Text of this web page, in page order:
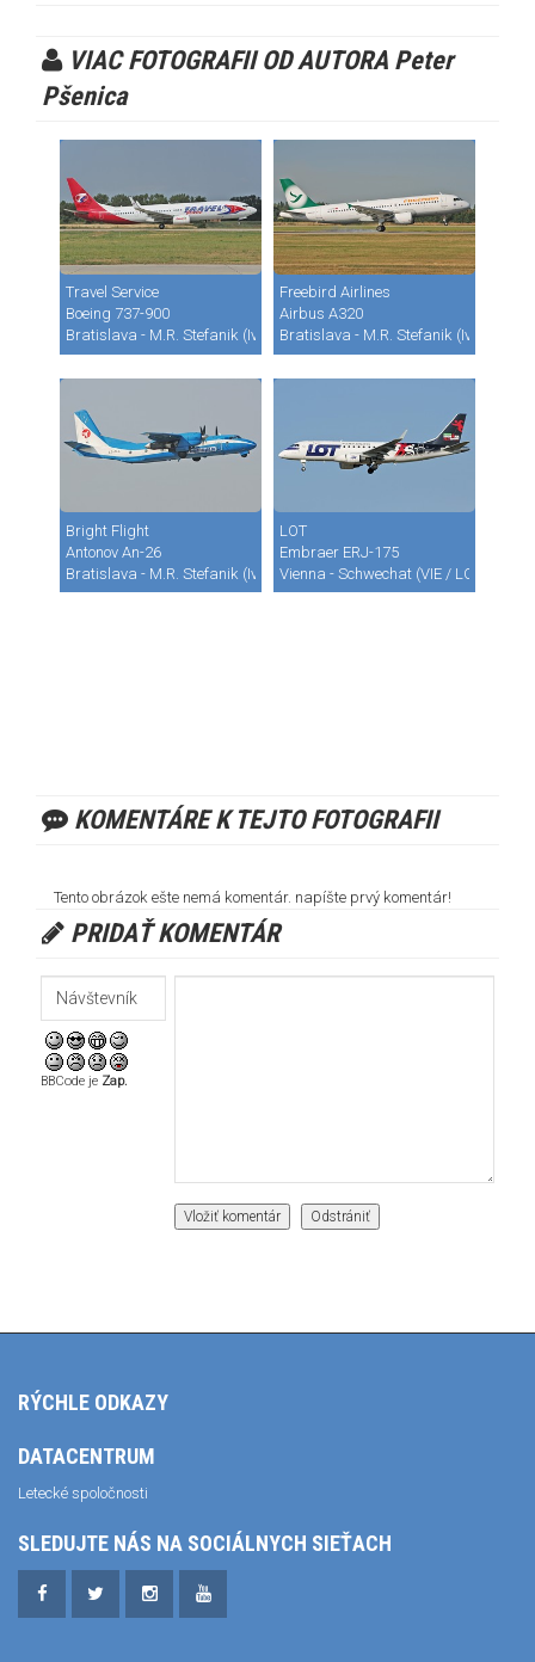
VIAC FOTOGRAFII OD AUTORA Peter
Pšenica
Travel Service
Boeing 737-900
Bratislava - M.R. Stefanik (Ivanka) (BTS / LZIB)
Freebird Airlines
Airbus A320
Bratislava - M.R. Stefanik (Ivanka)
Bright Flight
Antonov An-26
Bratislava - M.R. Stefanik (Ivanka) (BTS / LZIB)
LOT
Embraer ERJ-175
Vienna - Schwechat (VIE / LOWW)
KOMENTÁRE K TEJTO FOTOGRAFII
Tento obrázok ešte nemá komentár. napíšte prvý komentár!
PRIDAŤ KOMENTÁR
BBCode je Zap.
RÝCHLE ODKAZY
DATACENTRUM
Letecké spoločnosti
SLEDUJTE NÁS NA SOCIÁLNYCH SIEŤACH